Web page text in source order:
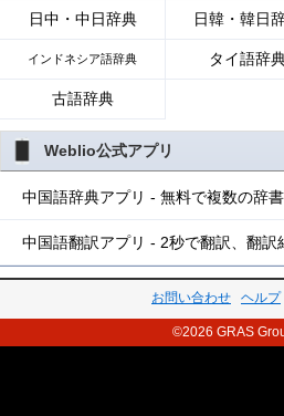
日中・中日辞典 日韓・韓日
インドネシア語辞典 タイ語辞
古語辞典
Weblio公式アプリ
中国語辞典アプリ - 無料で複数の辞
中国語翻訳アプリ - 2秒で翻訳、翻訳
お問い合わせ ヘルプ
©2026 GRAS